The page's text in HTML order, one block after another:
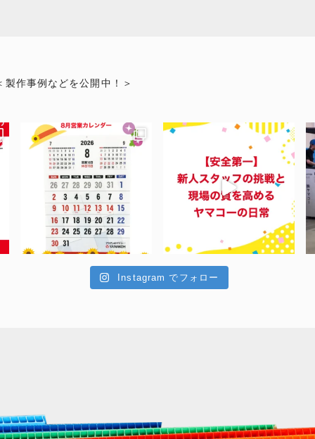
作事例などを公開中！＞
Instagram でフォロー